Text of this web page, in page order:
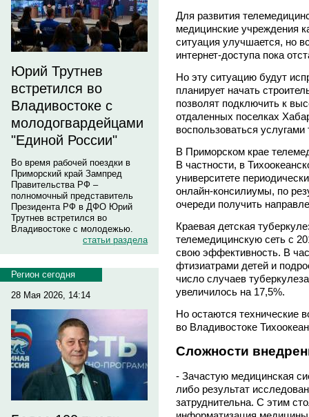
Юрий Трутнев
встретился во
Владивостоке с
молодогвардейцами
"Единой России"
Во время рабочей поездки в
Приморский край Зампред
Правительства РФ –
полномочный представитель
Президента РФ в ДФО Юрий
Трутнев встретился во
Владивостоке с молодежью.
статьи раздела
Регион сегодня
28 Мая 2026, 14:14
Для развития
медицинские учреждения
ситуация улучшается, но
интернет-доступа пока
Но эту ситуацию будут
планирует начать
позволят подключить к
отдаленных поселках
воспользоваться
В Приморском крае
В частности, в
университете
онлайн-консилиумы, по
очереди получить
Краевая детская
телемедицинскую сеть с
свою эффективность. В
фтизиатрами детей и
число случаев
увеличилось на 17,5%.
Но остаются
во Владивостоке
Сложности
- Зачастую медицинская
либо результат
затруднительна. С этим